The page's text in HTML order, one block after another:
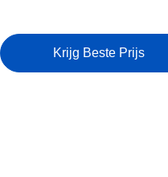
Krijg Beste Prijs